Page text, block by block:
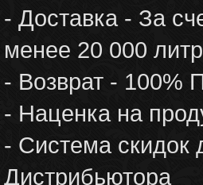
- Доставка - За
менее 20 000
- Возврат - 100%
- Наценка на
- Система скидок
Дистрибьютора